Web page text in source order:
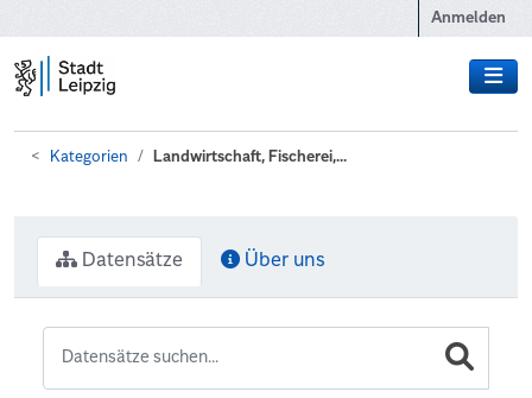
Anmelden
Kategorien Landwirtschaft, Fischerei,...
Datensätze Über uns